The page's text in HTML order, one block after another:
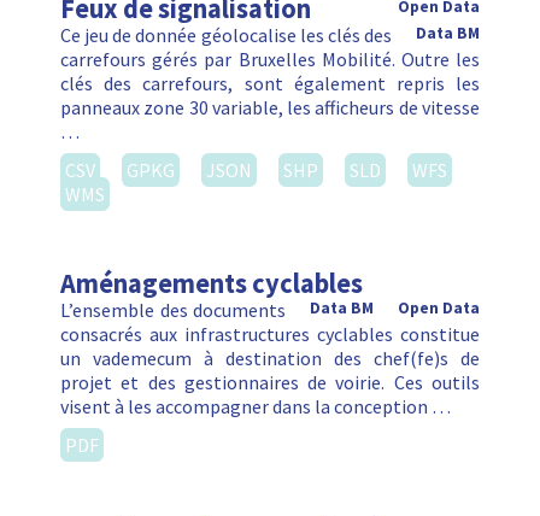
Feux de signalisation
Open Data
Data BM
Ce jeu de donnée géolocalise les clés des
carrefours gérés par Bruxelles Mobilité. Outre les
clés des carrefours, sont également repris les
panneaux zone 30 variable, les afficheurs de vitesse
…
CSV
GPKG JSON SHP SLD
WFS
WMS
Aménagements cyclables
Open Data
Data BM
L’ensemble des documents
consacrés aux infrastructures cyclables constitue
un vademecum à destination des chef(fe)s de
projet et des gestionnaires de voirie. Ces outils
visent à les accompagner dans la conception …
PDF